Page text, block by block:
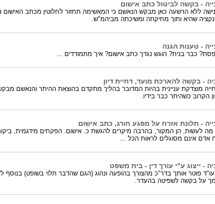
- בקשה לביטול כתב אישום
ללא הרשעה כאן מבקש הנאשם כי המאשימה תחזור לחלוטין מכתב האישום
שהיא ותוך מחיקתה ומשיכתה מביהמ"ש.
- טענות הגנה
כבר בנית? הוגש נגדך כתב אישום? איך מתמודדים ...
- בקשה להארכת מועד, דחיית דיון
מוצדקת עניינית בהיות המדובר בהליך מתקדם בהוצאת ההיתר והנאשם
הקרוב כשהיתר כבר בידיו.
- תלונת אזרח על מפגע חורג, כתב אישום
מה לעשות, הן המקור, בהרבה מיקרים להגשת כ. אישום. הפקחים מידגמית,
אדם אינם מסוגלים לראות הכל ...
- ייצוג ע"י עורך דין - בית משפט
עו"ד פוטר אותך בדר"כ מהצורך בהופעה ונהוג (הגם שהדבר תלוי בשופט) בנוסף
על בקשה לשפיטה בהעדר.